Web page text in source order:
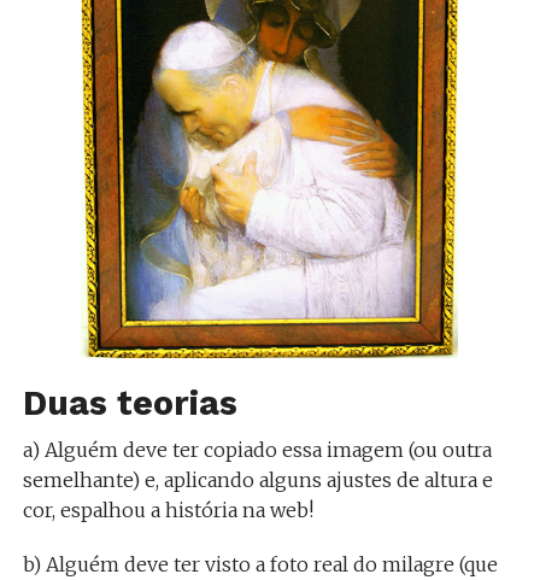
Duas teorias
a) Alguém deve ter copiado essa imagem (ou outra
semelhante) e, aplicando alguns ajustes de altura e
cor, espalhou a história na web!
b) Alguém deve ter visto a foto real do milagre (que